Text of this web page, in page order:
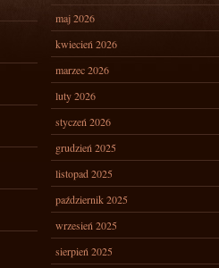
maj 2026
kwiecień 2026
marzec 2026
luty 2026
styczeń 2026
grudzień 2025
listopad 2025
październik 2025
wrzesień 2025
sierpień 2025